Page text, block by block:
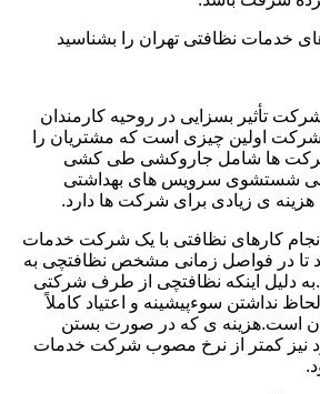
خدمات نظافتی تهران را بشناسید
تأثیر بسزایی در روحیه کارمندان
شرکت اولین چیزی است که مشتریان را
ها شامل جاروکشی طی کشی
شستشوی سرویس های بهداشتی
ی زیادی برای شرکت ها دارد.
کارهای نظافتی با یک شرکت خدمات
تا در فواصل زمانی مشخص نظافتچی به
دلیل اینکه نظافتچی از طرف شرکتی
نداشتن سوءپیشینه و اعتیاد کاملاً
است.هزینه ی که در صورت بستن
نیز کمتر از نرخ مصوب شرکت خدمات